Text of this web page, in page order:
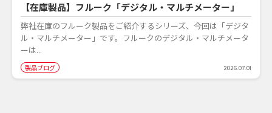
【在庫製品】フルーク「デジタル・マルチメーター」
弊社在庫のフルーク製品をご紹介するシリーズ、今回は「デジタ
ル・マルチメーター」です。フルークのデジタル・マルチメータ
ーは...
製品ブログ 2026.07.01